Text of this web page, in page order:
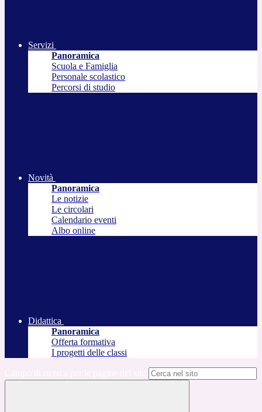
Servizi
Panoramica
Scuola e Famiglia
Personale scolastico
Percorsi di studio
Novità
Panoramica
Le notizie
Le circolari
Calendario eventi
Albo online
Didattica
Panoramica
Offerta formativa
I progetti delle classi